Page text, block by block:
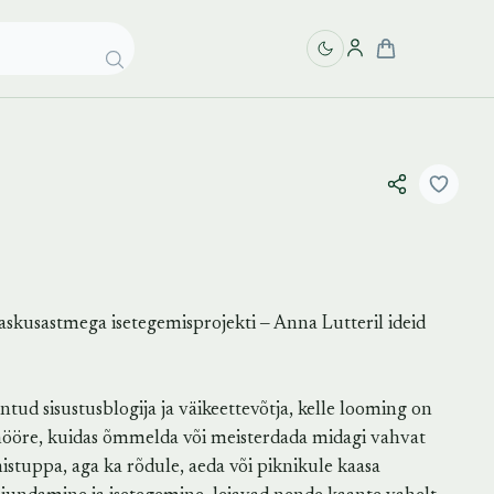
isetegemisprojekti ‒ Anna Lutteril ideid
sisustusblogija ja väikeettevõtja, kelle looming on
kuidas õmmelda või meisterdada midagi vahvat
aga ka rõdule, aeda või piknikule kaasa